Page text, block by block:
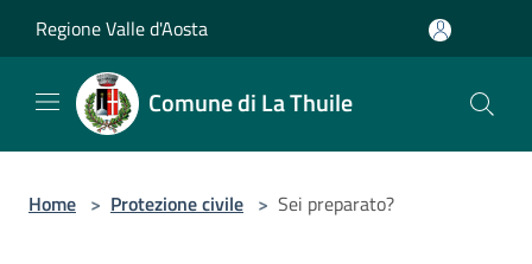
Regione Valle d'Aosta
Comune di La Thuile
Home > Protezione civile > Sei preparato?